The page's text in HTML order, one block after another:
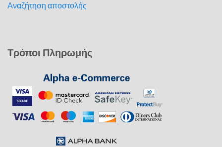
Αναζήτηση αποστολής
Τρόποι Πληρωμής